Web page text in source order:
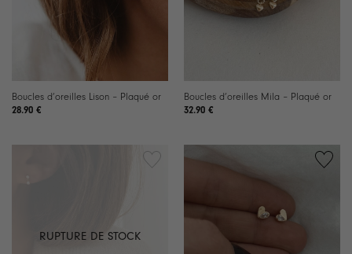
Boucles d’oreilles Lison – Plaqué or
28.90 €
Boucles d’oreilles Mila – Plaqué or
32.90 €
RUPTURE DE STOCK